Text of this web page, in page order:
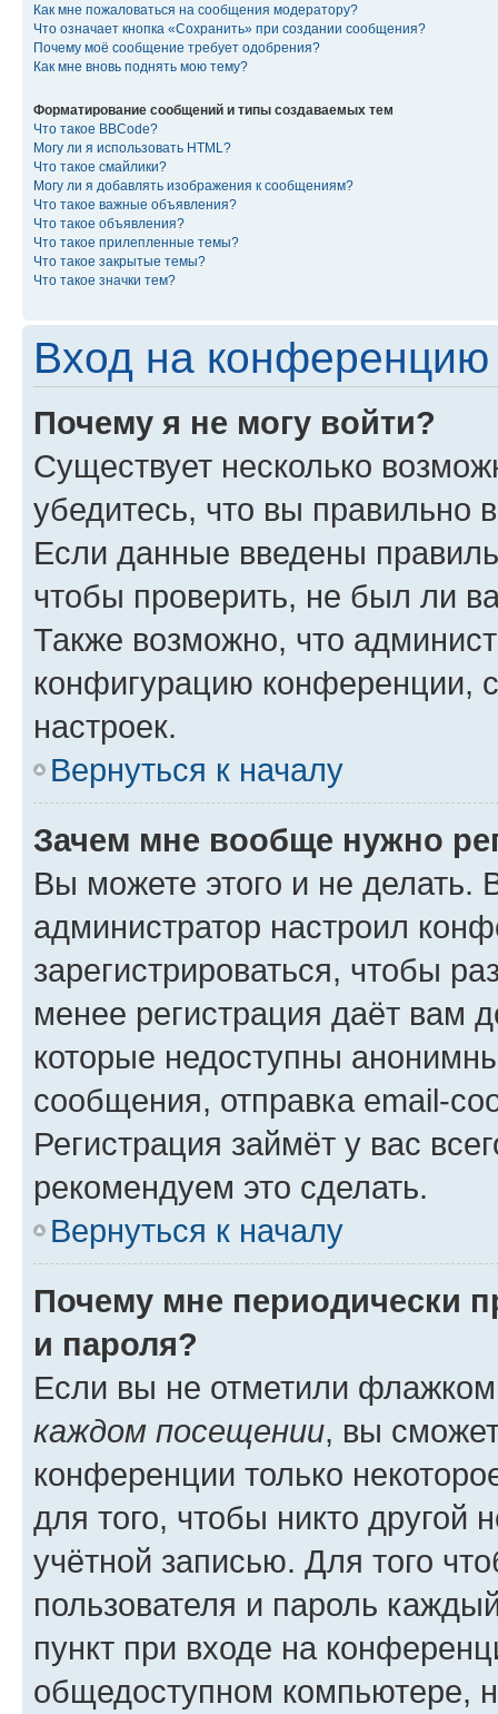
Как мне пожаловаться на сообщения модератору?
Что означает кнопка «Сохранить» при создании сообщения?
Почему моё сообщение требует одобрения?
Как мне вновь поднять мою тему?
Форматирование сообщений и типы создаваемых тем
Что такое BBCode?
Могу ли я использовать HTML?
Что такое смайлики?
Могу ли я добавлять изображения к сообщениям?
Что такое важные объявления?
Что такое объявления?
Что такое прилепленные темы?
Что такое закрытые темы?
Что такое значки тем?
Вход на конференцию
Почему я не могу войти?
Существует несколько
убедитесь, что вы правильно
Если данные введены
чтобы проверить, не был ли
Также возможно, что
конфигурацию конференции,
настроек.
Вернуться к началу
Зачем мне вообще нужно
Вы можете этого и не делать.
администратор настроил
зарегистрироваться, чтобы
менее регистрация даёт вам
которые недоступны
сообщения, отправка email-
Регистрация займёт у вас
рекомендуем это сделать.
Вернуться к началу
Почему мне периодически
и пароля?
Если вы не отметили
каждом посещении, вы
конференции только
для того, чтобы никто другой
учётной записью. Для того
пользователя и пароль
пункт при входе на
общедоступном компьютере,